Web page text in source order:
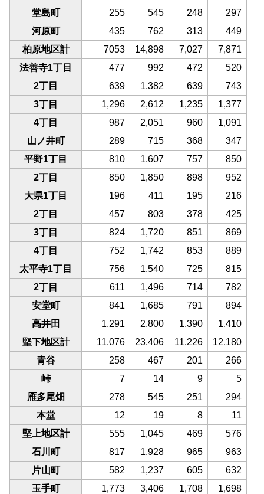
堂島町
255 545 248
297
河原町
435 762 313
449
柏原地区計
7053 14,898 7,027
7,871
法善寺1丁目
477 992 472
520
2丁目
639 1,382 639
743
3丁目
1,296 2,612 1,235
1,377
4丁目
987 2,051 960
1,091
山ノ井町
289 715 368
347
平野1丁目
810 1,607 757
850
2丁目
850 1,850 898
952
大県1丁目
196 411 195
216
2丁目
457 803 378
425
3丁目
824 1,720 851
869
4丁目
752 1,742 853
889
太平寺1丁目
756 1,540 725
815
2丁目
611 1,496 714
782
安堂町
841 1,685 791
894
高井田
1,291 2,800 1,390
1,410
堅下地区計
11,076 23,406 11,226
12,180
青谷
258 467 201
266
峠
7 14 9
5
雁多尾畑
278 545 251
294
本堂
12 19 8
11
堅上地区計
555 1,045 469
576
石川町
817 1,928 965
963
片山町
582 1,237 605
632
玉手町
1,773 3,406 1,708
1,698